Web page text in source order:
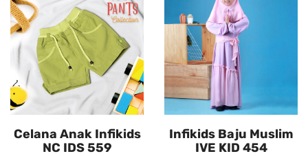
Celana Anak Infikids
NC IDS 559
Infikids Baju Muslim
IVE KID 454